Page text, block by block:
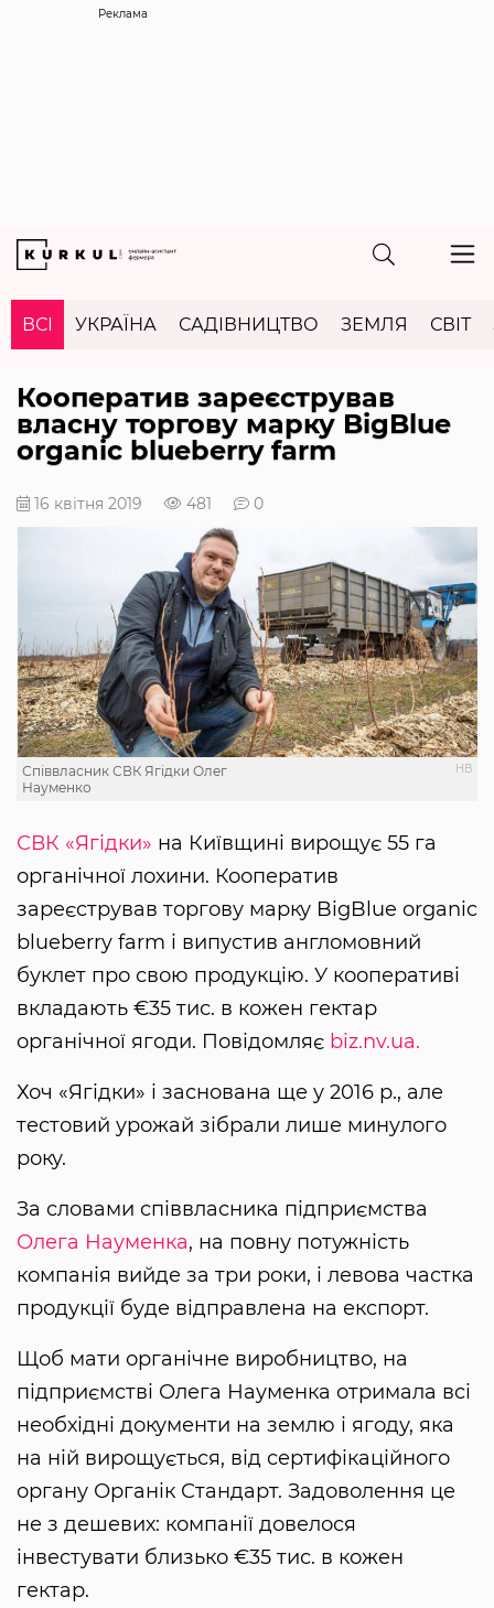
Реклама
ВСІ УКРАЇНА САДІВНИЦТВО ЗЕМЛЯ СВІТ
Кооператив зареєстрував
власну торгову марку BigBlue
organic blueberry farm
16 квітня 2019 481 0
НВ
Співвласник СВК Ягідки Олег
Науменко
СВК «Ягідки» на Київщині вирощує 55 га
органічної лохини. Кооператив
зареєстрував торгову марку BigBlue organic
blueberry farm і випустив англомовний
буклет про свою продукцію. У кооперативі
вкладають €35 тис. в кожен гектар
органічної ягоди. Повідомляє biz.nv.ua.
Хоч «Ягідки» і заснована ще у 2016 р., але
тестовий урожай зібрали лише минулого
року.
За словами співвласника підприємства
Олега Науменка, на повну потужність
компанія вийде за три роки, і левова частка
продукції буде відправлена на експорт.
Щоб мати органічне виробництво, на
підприємстві Олега Науменка отримала всі
необхідні документи на землю і ягоду, яка
на ній вирощується, від сертифікаційного
органу Органік Стандарт. Задоволення це
не з дешевих: компанії довелося
інвестувати близько €35 тис. в кожен
гектар.